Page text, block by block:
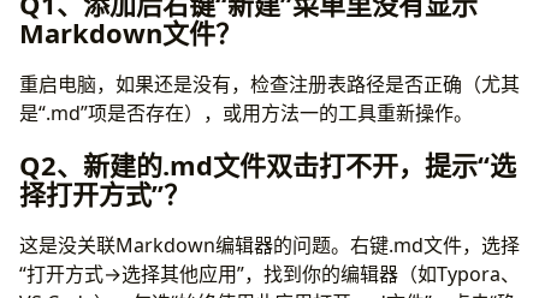
Markdown文件？
重启电脑，如果还是没有，检查注册表路径是否正确（尤其
是“.md”项是否存在），或用方法一的工具重新操作。
Q2、 新建的.md文件双击打不开，提示“选
择打开方式”？
这是没关联Markdown编辑器的问题。右键.md文件，选择
“打开方式→选择其他应用”，找到你的编辑器（如Typora、